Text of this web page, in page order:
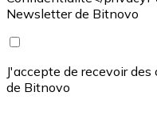
Newsletter de Bitnovo
J'accepte de recevoir
de Bitnovo